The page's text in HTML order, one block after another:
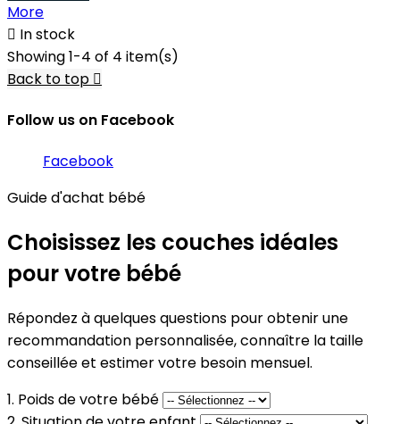
More
 In stock
Showing 1-4 of 4 item(s)
Back to top 
Follow us on Facebook
Facebook
Guide d'achat bébé
Choisissez les couches idéales
pour votre bébé
Répondez à quelques questions pour obtenir une
recommandation personnalisée, connaître la taille
conseillée et estimer votre besoin mensuel.
1. Poids de votre bébé